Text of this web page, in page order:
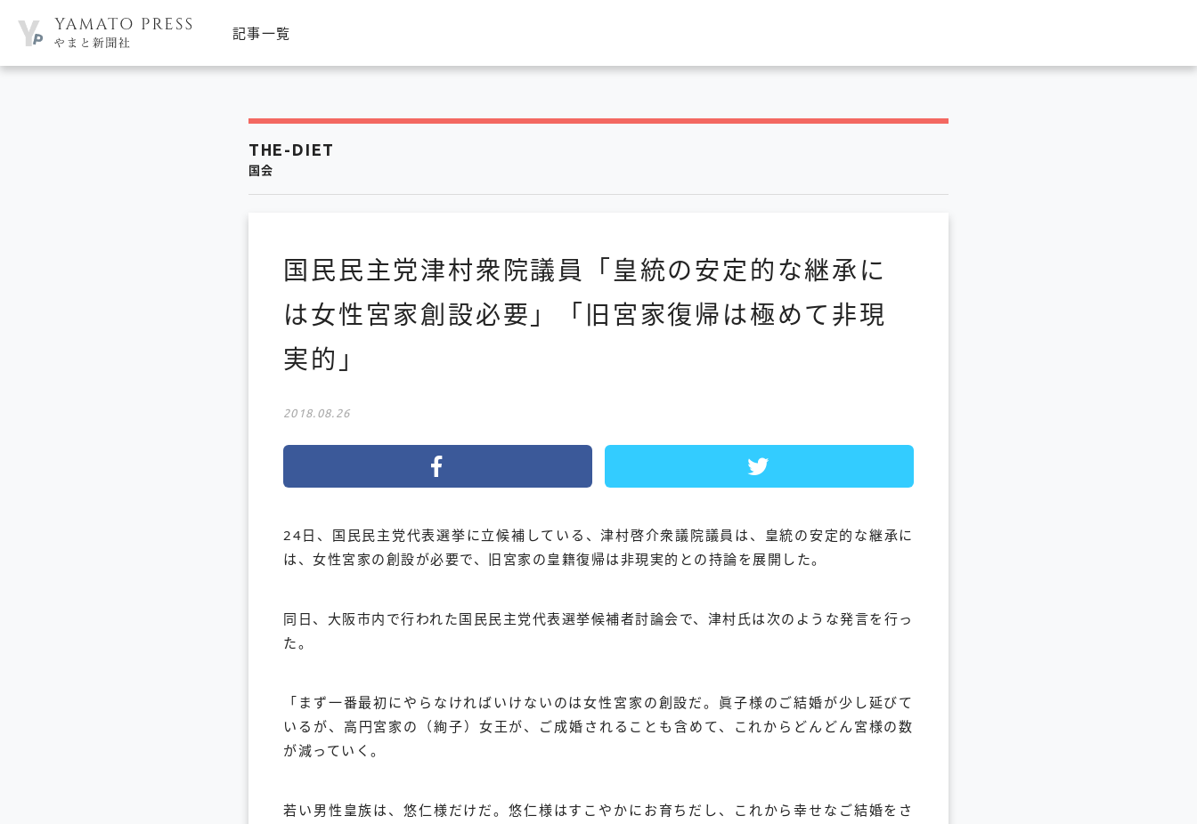
記事一覧
THE-DIET
国会
国民民主党津村衆院議員「皇統の安定的な継承に
は女性宮家創設必要」「旧宮家復帰は極めて非現
実的」
2018.08.26
24日、国民民主党代表選挙に立候補している、津村啓介衆議院議員は、皇統の安定的な継承に
は、女性宮家の創設が必要で、旧宮家の皇籍復帰は非現実的との持論を展開した。
同日、大阪市内で行われた国民民主党代表選挙候補者討論会で、津村氏は次のような発言を行っ
た。
「まず一番最初にやらなければいけないのは女性宮家の創設だ。眞子様のご結婚が少し延びて
いるが、高円宮家の（絢子）女王が、ご成婚されることも含めて、これからどんどん宮様の数
が減っていく。
若い男性皇族は、悠仁様だけだ。悠仁様はすこやかにお育ちだし、これから幸せなご結婚をさ